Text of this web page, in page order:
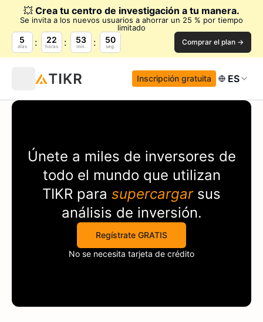
💥 Crea tu centro de investigación a tu manera.
Se invita a los nuevos usuarios a ahorrar un 25 % por tiempo
limitado
5
días
22
horas
53
min.
49
seg. Comprar el plan →
Inscripción gratuita ES
Únete a miles de inversores de
todo el mundo que utilizan
TIKR para supercargarsus
análisis de inversión.
Regístrate GRATIS
No se necesita tarjeta de crédito